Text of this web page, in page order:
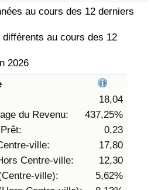
au cours des 12 derniers
au cours des 12
2026
18,04
du Revenu:
437,25%
0,23
ville:
17,80
Centre-ville:
12,30
ville):
5,62%
par Pays